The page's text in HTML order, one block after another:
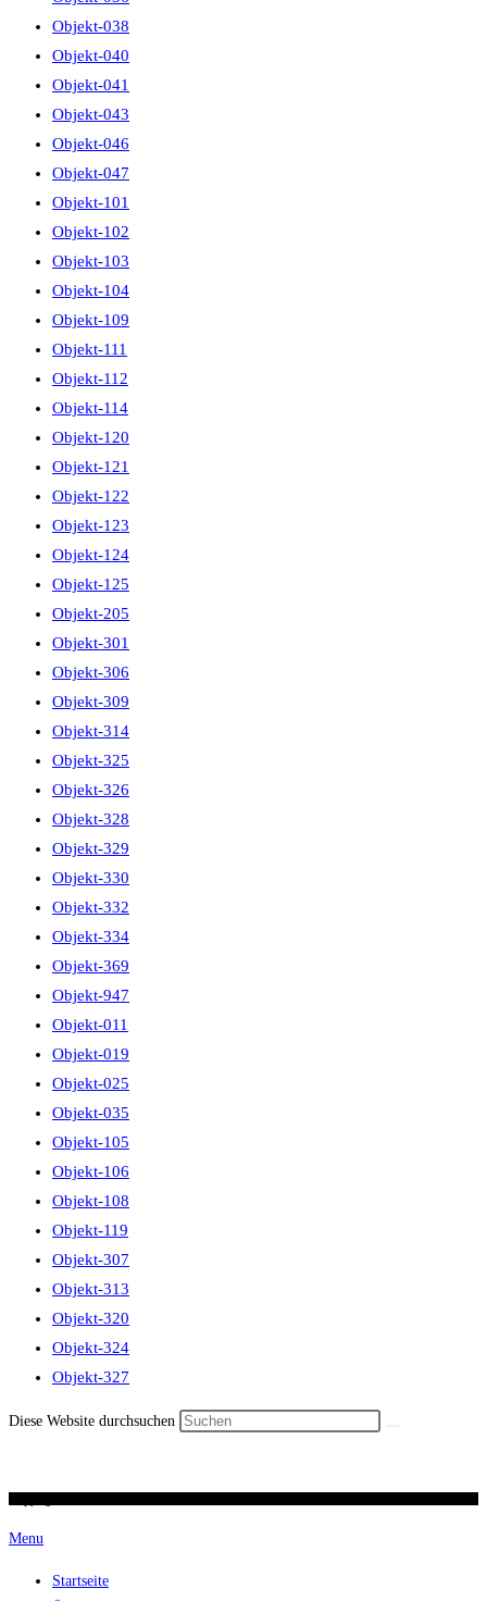
Objekt-038
Objekt-040
Objekt-041
Objekt-043
Objekt-046
Objekt-047
Objekt-101
Objekt-102
Objekt-103
Objekt-104
Objekt-109
Objekt-111
Objekt-112
Objekt-114
Objekt-120
Objekt-121
Objekt-122
Objekt-123
Objekt-124
Objekt-125
Objekt-205
Objekt-301
Objekt-306
Objekt-309
Objekt-314
Objekt-325
Objekt-326
Objekt-328
Objekt-329
Objekt-330
Objekt-332
Objekt-334
Objekt-369
Objekt-947
Objekt-011
Objekt-019
Objekt-025
Objekt-035
Objekt-105
Objekt-106
Objekt-108
Objekt-119
Objekt-307
Objekt-313
Objekt-320
Objekt-324
Objekt-327
Diese Website durchsuchen
Menu
Startseite